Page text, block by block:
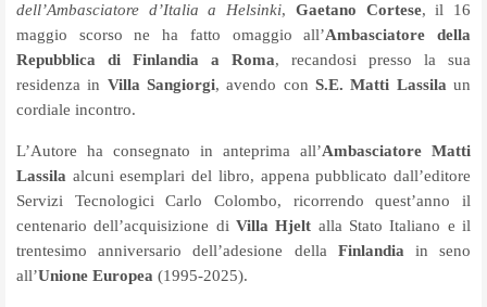
dell’Ambasciatore d’Italia a Helsinki, Gaetano Cortese, il 16
maggio scorso ne ha fatto omaggio all’Ambasciatore della
Repubblica di Finlandia a Roma, recandosi presso la sua
residenza in Villa Sangiorgi, avendo conS.E. Matti Lassila un
cordiale incontro.
L’Autore ha consegnato in anteprima all’Ambasciatore Matti
Lassila alcuni esemplari del libro, appena pubblicato dall’editore
Servizi Tecnologici Carlo Colombo, ricorrendo quest’anno il
centenario dell’acquisizione di Villa Hjelt alla Stato Italiano e il
trentesimo anniversario dell’adesione della Finlandia in seno
all’Unione Europea (1995-2025).